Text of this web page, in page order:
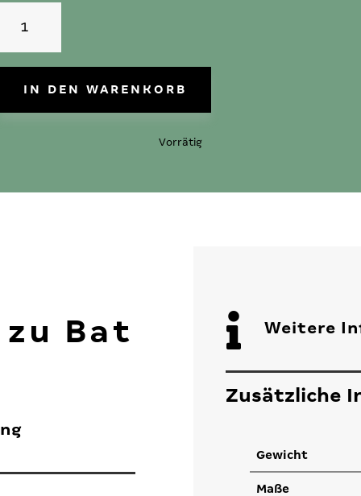
IN DEN WARENKORB
Vorrätig
Bat
 Weitere
Zusätzliche
Gewicht
Maße